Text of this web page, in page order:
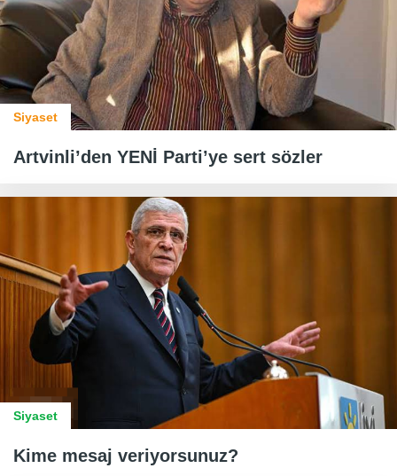
Siyaset
Artvinli’den YENİ Parti’ye sert sözler
Siyaset
Kime mesaj veriyorsunuz?